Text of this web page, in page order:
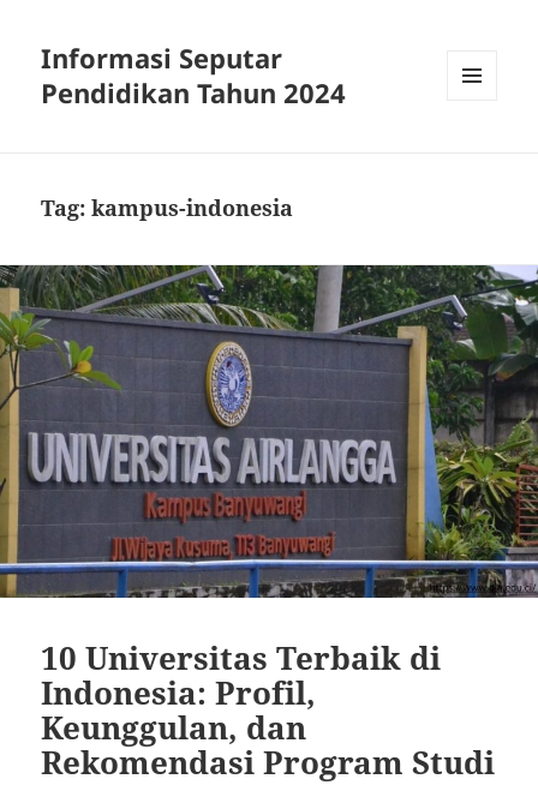
Informasi Seputar
Pendidikan Tahun 2024
Tag:kampus-indonesia
10 Universitas Terbaik di
Indonesia: Profil,
Keunggulan, dan
Rekomendasi Program Studi